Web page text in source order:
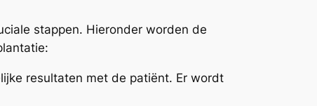
stappen. Hieronder worden de
resultaten met de patiënt. Er wordt